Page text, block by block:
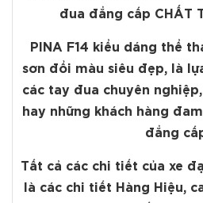
đua đẳng cấp CHẤT
PINA F14 kiểu dáng thể
sơn đổi màu siêu đẹp, là
các tay đua chuyên
hay những khách hàng
đẳng
Tất cả các chi tiết của xe
là các chi tiết Hàng Hiệu,